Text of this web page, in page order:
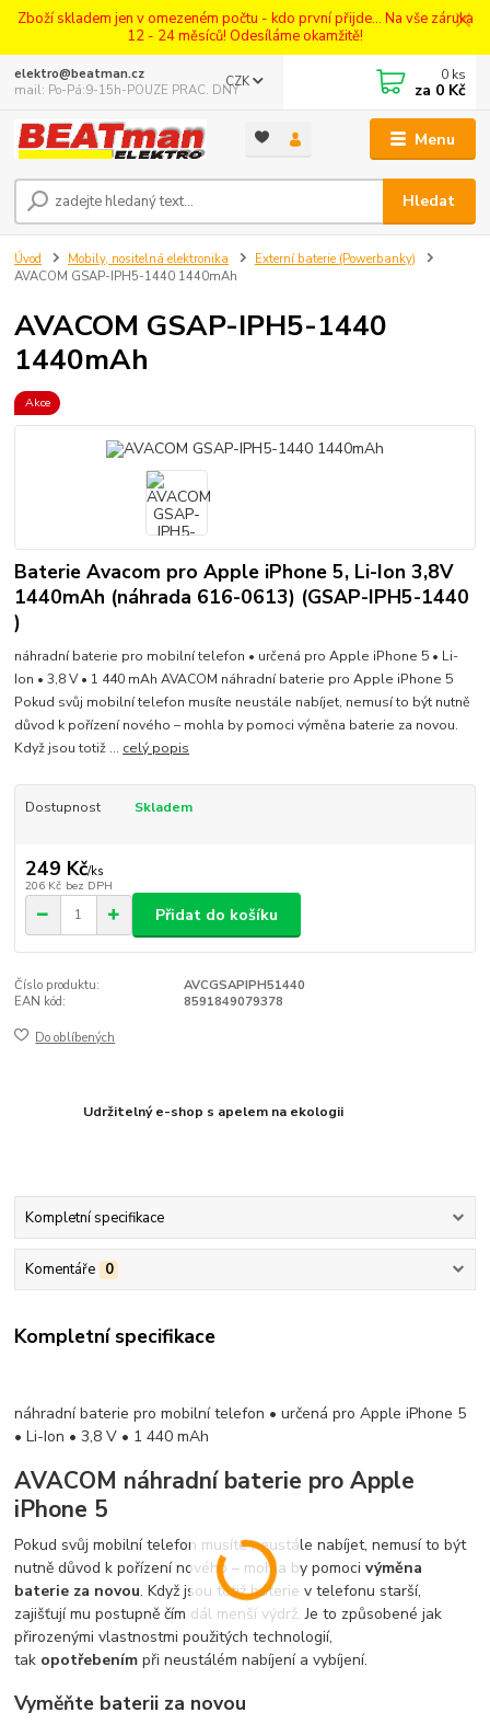
Zboží skladem jen v omezeném počtu - kdo první přijde... Na vše záruka
12 - 24 měsíců! Odesíláme okamžitě!
Menu
CZK
Hledat
elektro@beatman.cz
mail: Po-Pá:9-15h-POUZE PRAC. DNY
0 ks
za 0 Kč
Úvod Mobily, nositelná elektronika
Externí baterie (Powerbanky)
AVACOM GSAP-IPH5-1440 1440mAh
AVACOM GSAP-IPH5-1440
1440mAh
Akce
Baterie Avacom pro Apple iPhone 5, Li-Ion 3,8V
1440mAh (náhrada 616-0613) (GSAP-IPH5-1440
)
náhradní baterie pro mobilní telefon • určená pro Apple iPhone 5 • Li-
Ion • 3,8 V • 1 440 mAh AVACOM náhradní baterie pro Apple iPhone 5
Pokud svůj mobilní telefon musíte neustále nabíjet, nemusí to být nutně
důvod k pořízení nového – mohla by pomoci výměna baterie za novou.
Když jsou totiž ... celý popis
Dostupnost Skladem
249 Kč/ks
206 Kč bez DPH
Přidat do košíku
Číslo produktu:
AVCGSAPIPH51440
EAN kód:
8591849079378
Do oblíbených
Udržitelný e-shop s apelem na ekologii
Kompletní specifikace
Komentáře 0
Kompletní specifikace
náhradní baterie pro mobilní telefon • určená pro Apple iPhone 5
• Li-Ion • 3,8 V • 1 440 mAh
AVACOM náhradní baterie pro Apple
iPhone 5
Pokud svůj mobilní telefon musíte neustále nabíjet, nemusí to být
nutně důvod k pořízení nového – mohla by pomocivýměna
baterie za novou. Když jsou totiž baterie v telefonu starší,
zajišťují mu postupně čím dál menší výdrž. Je to způsobené jak
přirozenými vlastnostmi použitých technologií,
tak opotřebením při neustálém nabíjení a vybíjení.
Vyměňte baterii za novou